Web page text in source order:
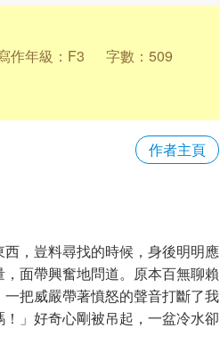
作年級：F3
字數：509
作者主頁
，豈料尋找的時候，身後明明應
面帶興奮地問道。原本百無聊賴
把威嚴帶著憤怒的聲音打斷了我
」好奇心剛被吊起，一盆冷水卻